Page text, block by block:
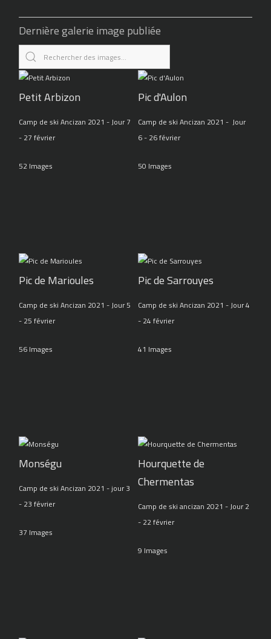
Dernière galerie image publiée
Petit Arbizon
Camp de ski Ancizan 2021 - Jour 7
- 27 février
52 Images
Pic d'Aulon
Camp de ski Ancizan 2021 - Jour
6 - 26 février
50 Images
Pic de Marioules
Camp de ski Ancizan 2021 - Jour 5
- 25 février
56 Images
Pic de Sarrouyes
Camp de ski Ancizan 2021 - Jour 4
- 24 février
41 Images
Monségu
Camp de ski Ancizan 2021 - jour 3
- 23 février
37 Images
Hourquette de
Chermentas
Camp de ski ancizan 2021 - Jour 2
- 22 février
9 Images